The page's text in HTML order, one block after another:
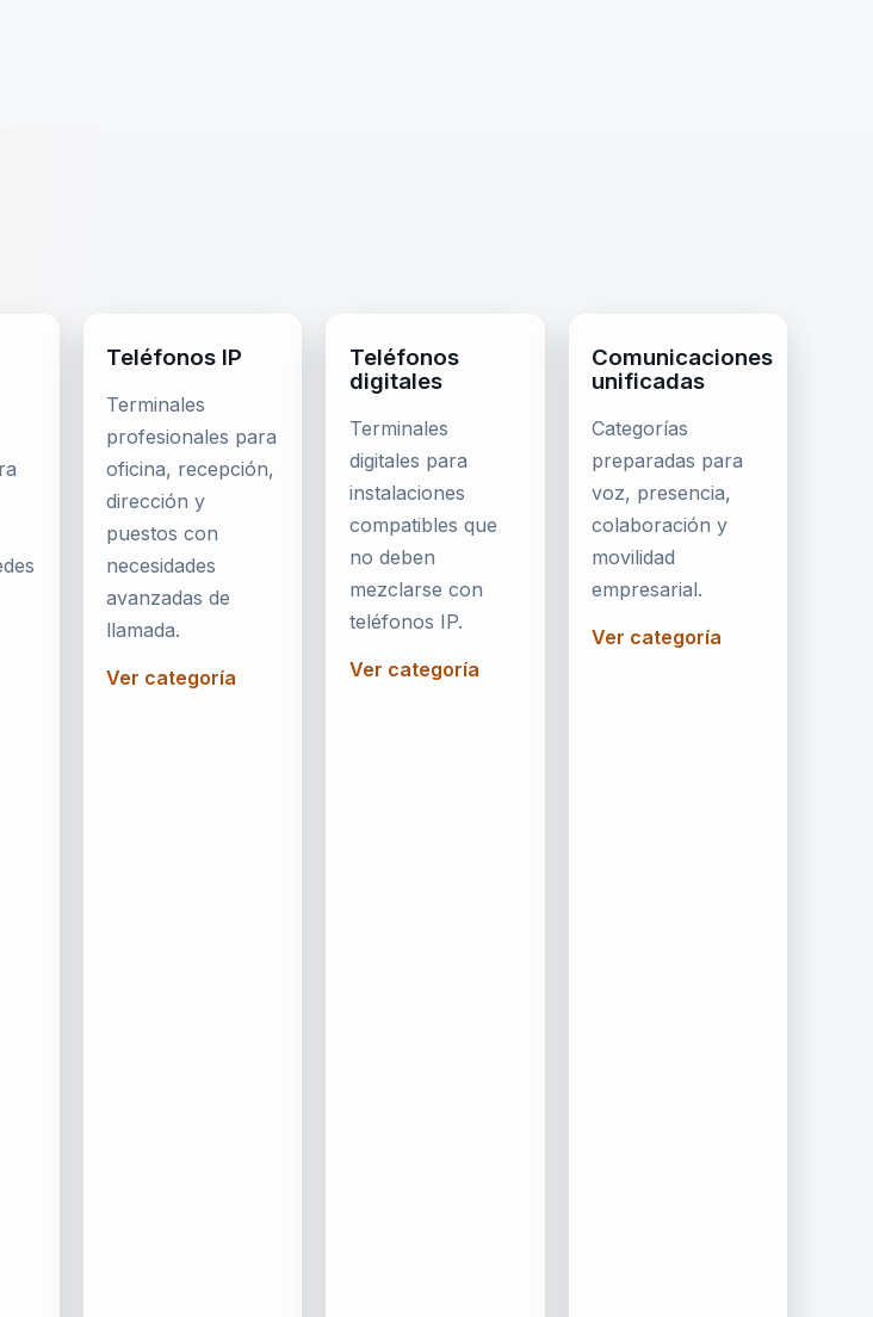
Teléfonos IP
Terminales
profesionales para
oficina, recepción,
dirección y
puestos con
necesidades
avanzadas de
llamada.
Ver categoría
Teléfonos
digitales
Terminales
digitales para
instalaciones
compatibles que
no deben
mezclarse con
teléfonos IP.
Ver categoría
Comunicaciones
unificadas
Categorías
preparadas para
voz, presencia,
colaboración y
movilidad
empresarial.
Ver categoría